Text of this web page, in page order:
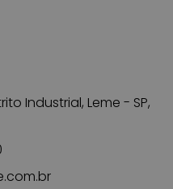
Industrial, Leme - SP,